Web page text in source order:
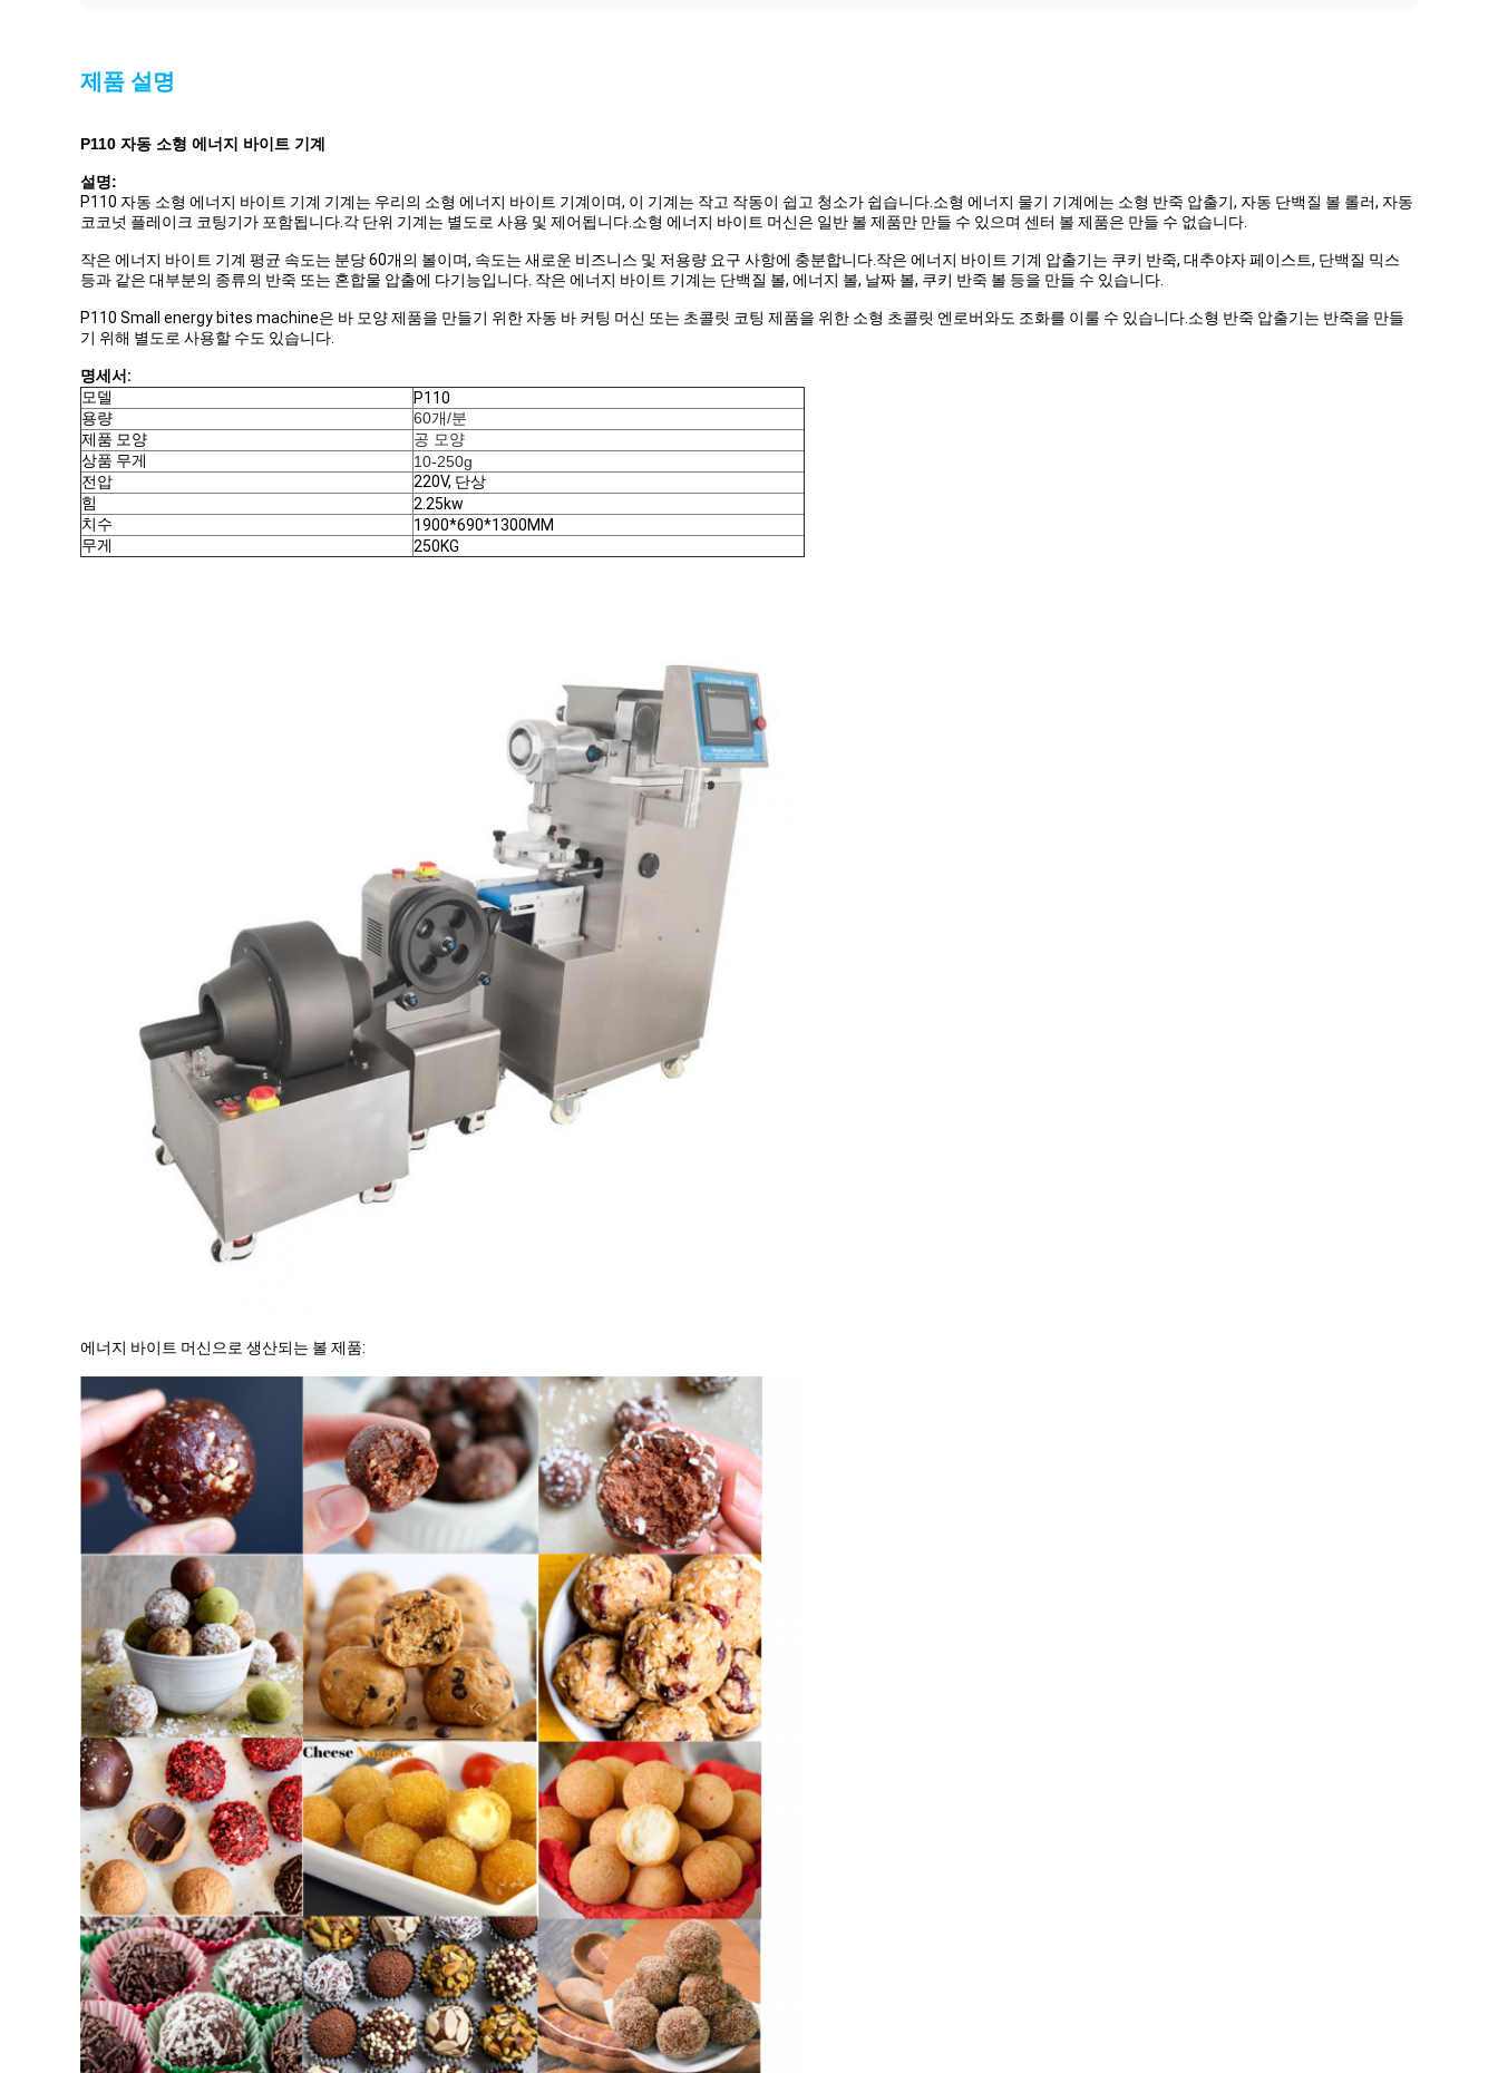
제품 설명
P110 자동 소형 에너지 바이트 기계
설명:
P110 자동 소형 에너지 바이트 기계 기계는 우리의 소형 에너지 바이트 기계이며, 이 기계는 작고 작동이 쉽고 청소가 쉽습니다.소형 에너지 물기 기계에는 소형 반죽 압출기, 자동 단백질 볼 롤러, 자동
코코넛 플레이크 코팅기가 포함됩니다.각 단위 기계는 별도로 사용 및 제어됩니다.소형 에너지 바이트 머신은 일반 볼 제품만 만들 수 있으며 센터 볼 제품은 만들 수 없습니다.
작은 에너지 바이트 기계 평균 속도는 분당 60개의 볼이며, 속도는 새로운 비즈니스 및 저용량 요구 사항에 충분합니다.작은 에너지 바이트 기계 압출기는 쿠키 반죽, 대추야자 페이스트, 단백질 믹스
등과 같은 대부분의 종류의 반죽 또는 혼합물 압출에 다기능입니다. 작은 에너지 바이트 기계는 단백질 볼, 에너지 볼, 날짜 볼, 쿠키 반죽 볼 등을 만들 수 있습니다.
P110 Small energy bites machine은 바 모양 제품을 만들기 위한 자동 바 커팅 머신 또는 초콜릿 코팅 제품을 위한 소형 초콜릿 엔로버와도 조화를 이룰 수 있습니다.소형 반죽 압출기는 반죽을 만들
기 위해 별도로 사용할 수도 있습니다.
명세서:
모델
P110
용량
60개/분
제품 모양
공 모양
상품 무게
10-250g
전압
220V, 단상
힘
2.25kw
치수
1900*690*1300MM
무게
250KG
에너지 바이트 머신으로 생산되는 볼 제품: